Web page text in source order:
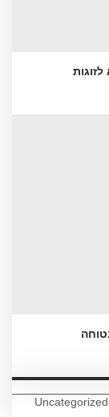
Uncategorized